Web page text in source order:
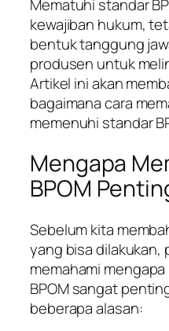
Mematuhi standar
kewajiban hukum,
bentuk tanggung
produsen untuk
Artikel ini akan
bagaimana cara
memenuhi standar
Mengapa
BPOM
Sebelum kita
yang bisa
memahami
BPOM sangat
beberapa alasan: